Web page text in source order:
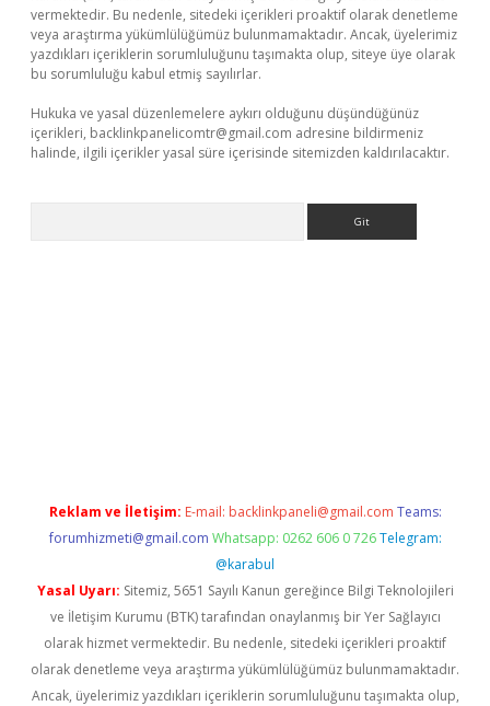
vermektedir. Bu nedenle, sitedeki içerikleri proaktif olarak denetleme
veya araştırma yükümlülüğümüz bulunmamaktadır. Ancak, üyelerimiz
yazdıkları içeriklerin sorumluluğunu taşımakta olup, siteye üye olarak
bu sorumluluğu kabul etmiş sayılırlar.
Hukuka ve yasal düzenlemelere aykırı olduğunu düşündüğünüz
içerikleri, backlinkpanelicomtr@gmail.com adresine bildirmeniz
halinde, ilgili içerikler yasal süre içerisinde sitemizden kaldırılacaktır.
Reklam ve İletişim: E-mail: backlinkpaneli@gmail.com Teams:
forumhizmeti@gmail.com Whatsapp: 0262 606 0 726 Telegram:
@karabul
Yasal Uyarı: Sitemiz, 5651 Sayılı Kanun gereğince Bilgi Teknolojileri
ve İletişim Kurumu (BTK) tarafından onaylanmış bir Yer Sağlayıcı
olarak hizmet vermektedir. Bu nedenle, sitedeki içerikleri proaktif
olarak denetleme veya araştırma yükümlülüğümüz bulunmamaktadır.
Ancak, üyelerimiz yazdıkları içeriklerin sorumluluğunu taşımakta olup,